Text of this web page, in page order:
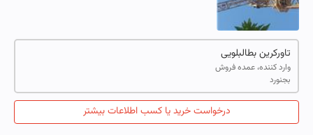
تاورکرین بطالبلویی
وارد کننده، عمده فروش
بجنورد
درخواست خرید یا کسب اطلاعات بیشتر